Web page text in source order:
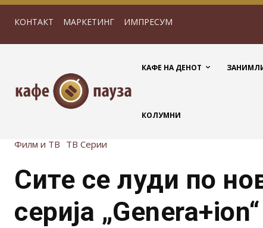
КОНТАКТ МАРКЕТИНГ ИМПРЕСУМ
КАФЕ НА ДЕНОТ
КОЛУМНИ
Филм и ТВ ТВ Серии
Сите се луди по
серија „Genera+ion“